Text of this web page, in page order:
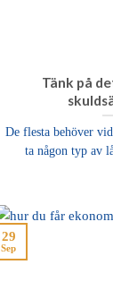
Tänk på
De flesta behöver
ta någon typ av
29
Sep